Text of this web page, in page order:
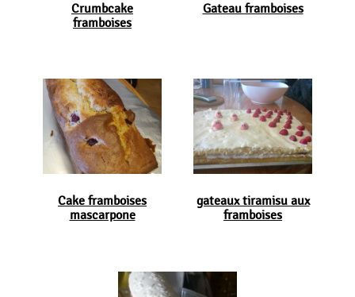
Crumbcake
framboises
Gateau framboises
Cake framboises
mascarpone
gateaux tiramisu aux
framboises